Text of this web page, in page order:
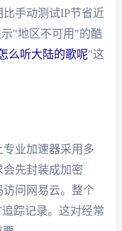
手动测试IP节省近
"地区不可用"的酷
么听大陆的歌呢"这
业加速器采用多
先封装成加密
问网易云。整个
踪记录。这对经常